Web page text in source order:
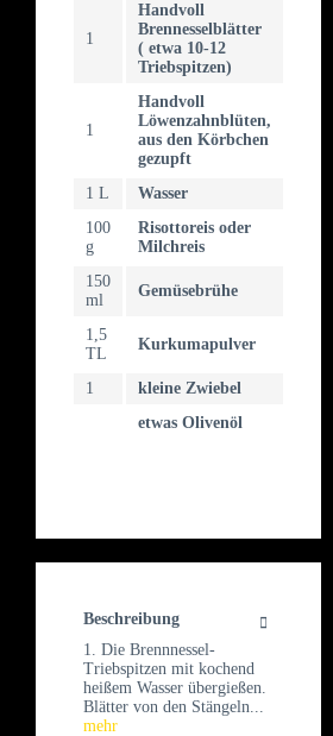
1
Handvoll
Brennesselblätter
( etwa 10-12
Triebspitzen)
1
Handvoll
Löwenzahnblüten,
aus den Körbchen
gezupft
1 L
Wasser
100
g
Risottoreis oder
Milchreis
150
ml
Gemüsebrühe
1,5
TL
Kurkumapulver
1
kleine Zwiebel
etwas Olivenöl
Beschreibung
1. Die Brennnessel-
Triebspitzen mit kochend
heißem Wasser übergießen.
Blätter von den Stängeln...
mehr